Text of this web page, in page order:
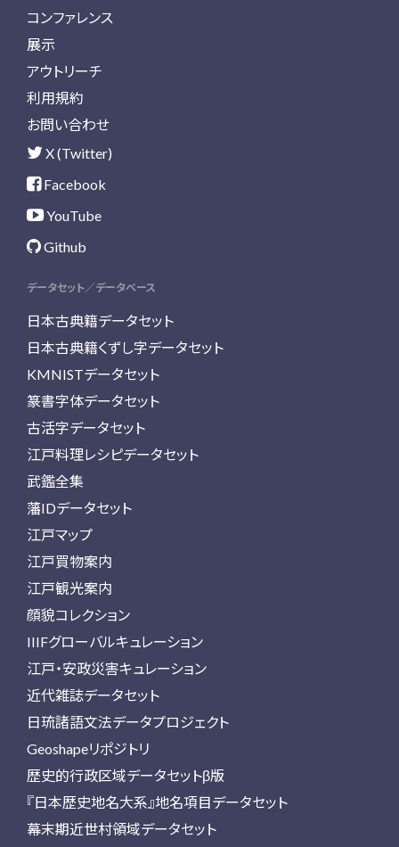
コンファレンス
展示
アウトリーチ
利用規約
お問い合わせ
X (Twitter)
Facebook
YouTube
Github
データセット／データベース
日本古典籍データセット
日本古典籍くずし字データセット
KMNISTデータセット
篆書字体データセット
古活字データセット
江戸料理レシピデータセット
武鑑全集
藩IDデータセット
江戸マップ
江戸買物案内
江戸観光案内
顔貌コレクション
IIIFグローバルキュレーション
江戸・安政災害キュレーション
近代雑誌データセット
日琉諸語文法データプロジェクト
Geoshapeリポジトリ
歴史的行政区域データセットβ版
『日本歴史地名大系』地名項目データセット
幕末期近世村領域データセット